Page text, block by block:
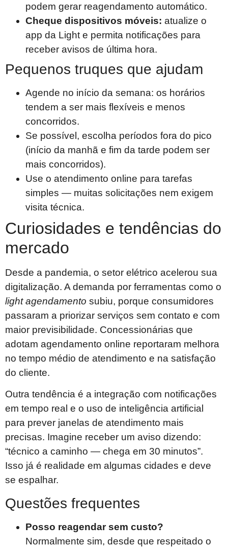
podem gerar reagendamento automático.
Cheque dispositivos móveis: atualize o
app da Light e permita notificações para
receber avisos de última hora.
Pequenos truques que ajudam
Agende no início da semana: os horários
tendem a ser mais flexíveis e menos
concorridos.
Se possível, escolha períodos fora do pico
(início da manhã e fim da tarde podem ser
mais concorridos).
Use o atendimento online para tarefas
simples — muitas solicitações nem exigem
visita técnica.
Curiosidades e tendências do
mercado
Desde a pandemia, o setor elétrico acelerou sua
digitalização. A demanda por ferramentas como o
light agendamento subiu, porque consumidores
passaram a priorizar serviços sem contato e com
maior previsibilidade. Concessionárias que
adotam agendamento online reportaram melhora
no tempo médio de atendimento e na satisfação
do cliente.
Outra tendência é a integração com notificações
em tempo real e o uso de inteligência artificial
para prever janelas de atendimento mais
precisas. Imagine receber um aviso dizendo:
“técnico a caminho — chega em 30 minutos”.
Isso já é realidade em algumas cidades e deve
se espalhar.
Questões frequentes
Posso reagendar sem custo?
Normalmente sim, desde que respeitado o